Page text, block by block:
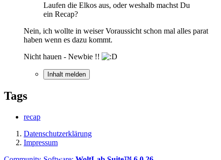
Laufen die Elkos aus, oder weshalb machst Du
ein Recap?
Nein, ich wollte in weiser Voraussicht schon mal alles parat
haben wenn es dazu kommt.
Nicht hauen - Newbie !!
Inhalt melden
Tags
recap
Datenschutzerklärung
Impressum